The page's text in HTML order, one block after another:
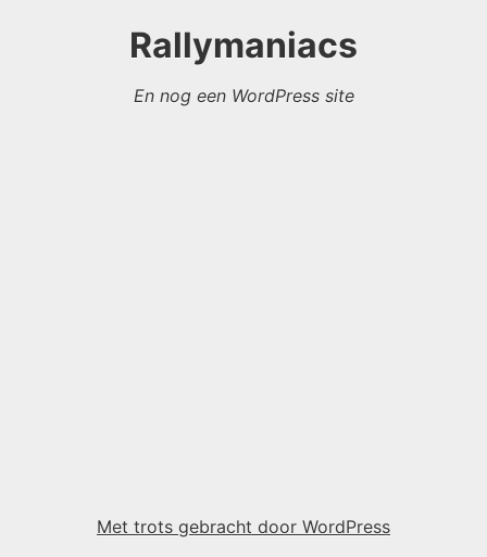
Rallymaniacs
En nog een WordPress site
Met trots gebracht door WordPress